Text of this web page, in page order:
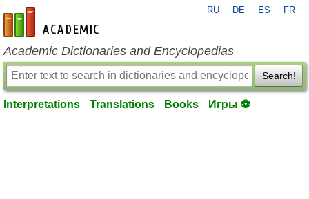
en-academic.com
RU DE ES FR
Academic Dictionaries and Encyclopedias
Search!
Interpretations Translations Books Игры ⚽